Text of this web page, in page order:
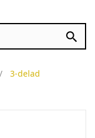

3-delad